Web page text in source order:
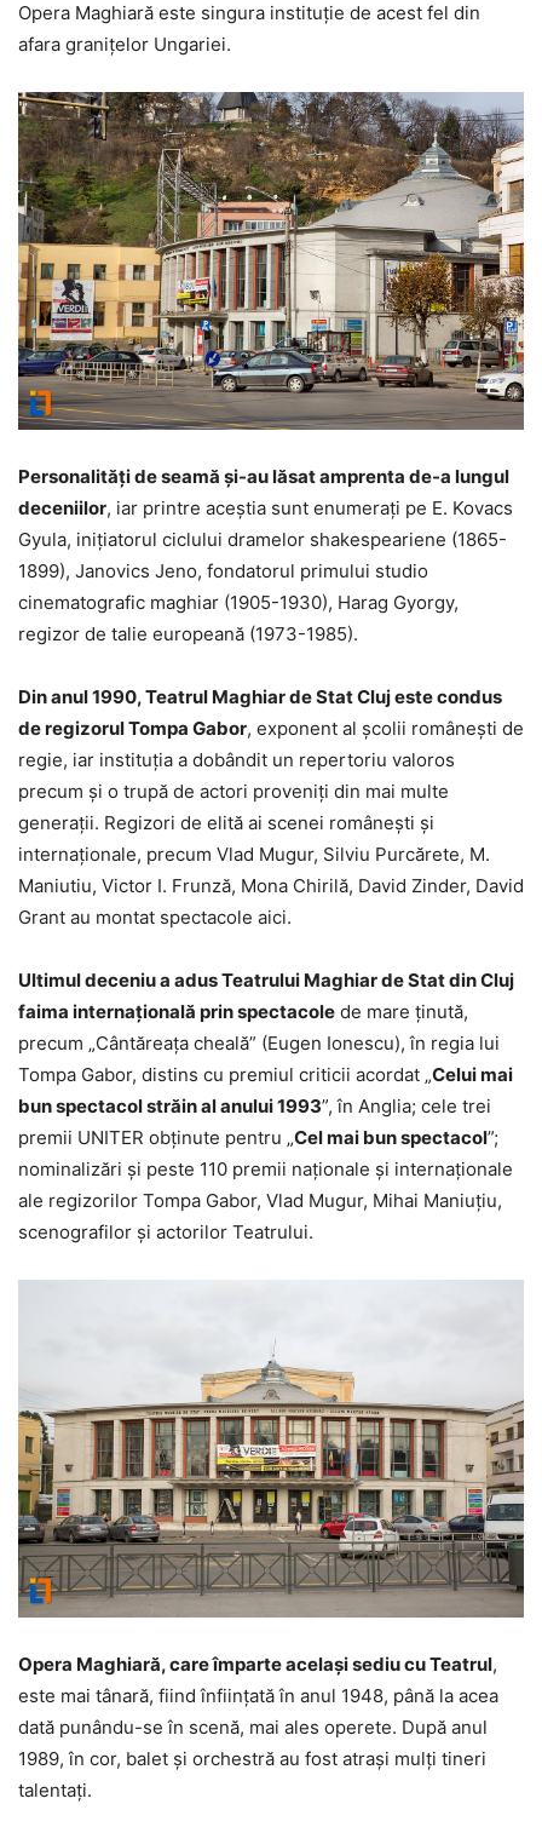
Opera Maghiară este singura instituție de acest fel din
afara granițelor Ungariei.
Personalități de seamă și-au lăsat amprenta de-a lungul
deceniilor, iar printre aceștia sunt enumerați pe E. Kovacs
Gyula, inițiatorul ciclului dramelor shakespeariene (1865-
1899), Janovics Jeno, fondatorul primului studio
cinematografic maghiar (1905-1930), Harag Gyorgy,
regizor de talie europeană (1973-1985).
Din anul 1990, Teatrul Maghiar de Stat Cluj este condus
de regizorul Tompa Gabor, exponent al școlii românești de
regie, iar instituția a dobândit un repertoriu valoros
precum și o trupă de actori proveniți din mai multe
generații. Regizori de elită ai scenei românești și
internaționale, precum Vlad Mugur, Silviu Purcărete, M.
Maniutiu, Victor I. Frunză, Mona Chirilă, David Zinder, David
Grant au montat spectacole aici.
Ultimul deceniu a adus Teatrului Maghiar de Stat din Cluj
faima internațională prin spectacole de mare ținută,
precum „Cântăreața cheală” (Eugen Ionescu), în regia lui
Tompa Gabor, distins cu premiul criticii acordat „Celui mai
bun spectacol străin al anului 1993”, în Anglia; cele trei
premii UNITER obținute pentru „Cel mai bun spectacol”;
nominalizări și peste 110 premii naționale și internaționale
ale regizorilor Tompa Gabor, Vlad Mugur, Mihai Maniuțiu,
scenografilor și actorilor Teatrului.
Opera Maghiară, care împarte același sediu cu Teatrul,
este mai tânară, fiind înființată în anul 1948, până la acea
dată punându-se în scenă, mai ales operete. După anul
1989, în cor, balet și orchestră au fost atrași mulți tineri
talentați.